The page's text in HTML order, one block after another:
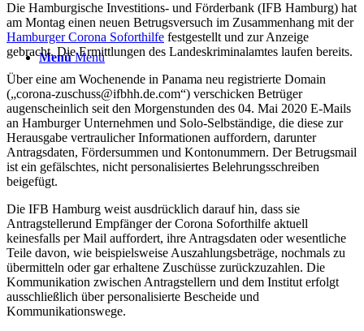
Menü Menü
Die Hamburgische Investitions- und Förderbank (IFB Hamburg) hat
am Montag einen neuen Betrugsversuch im Zusammenhang mit der
Hamburger Corona Soforthilfe festgestellt und zur Anzeige
gebracht. Die Ermittlungen des Landeskriminalamtes laufen bereits.
Über eine am Wochenende in Panama neu registrierte Domain
(„corona-zuschuss@ifbhh.de.com“) verschicken Betrüger
augenscheinlich seit den Morgenstunden des 04. Mai 2020 E-Mails
an Hamburger Unternehmen und Solo-Selbständige, die diese zur
Herausgabe vertraulicher Informationen auffordern, darunter
Antragsdaten, Fördersummen und Kontonummern. Der Betrugsmail
ist ein gefälschtes, nicht personalisiertes Belehrungsschreiben
beigefügt.
Die IFB Hamburg weist ausdrücklich darauf hin, dass sie
Antragstellerund Empfänger der Corona Soforthilfe aktuell
keinesfalls per Mail auffordert, ihre Antragsdaten oder wesentliche
Teile davon, wie beispielsweise Auszahlungsbeträge, nochmals zu
übermitteln oder gar erhaltene Zuschüsse zurückzuzahlen. Die
Kommunikation zwischen Antragstellern und dem Institut erfolgt
ausschließlich über personalisierte Bescheide und
Kommunikationswege.